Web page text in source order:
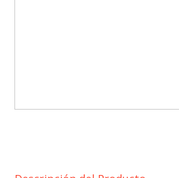
a nuestro whatsapp: